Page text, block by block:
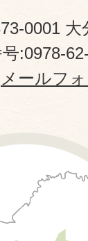
0001
:0978-
メールフ